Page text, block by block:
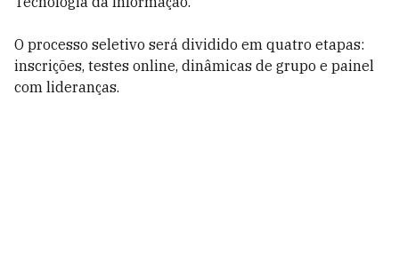
O processo seletivo será dividido em quatro etapas:
inscrições, testes online, dinâmicas de grupo e painel
com lideranças.